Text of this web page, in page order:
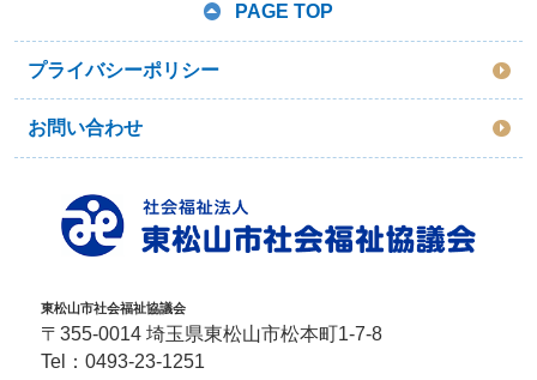
PAGE TOP
プライバシーポリシー
お問い合わせ
東松山市社会福祉協議会
〒355-0014 埼玉県東松山市松本町1-7-8
Tel： 0493-23-1251